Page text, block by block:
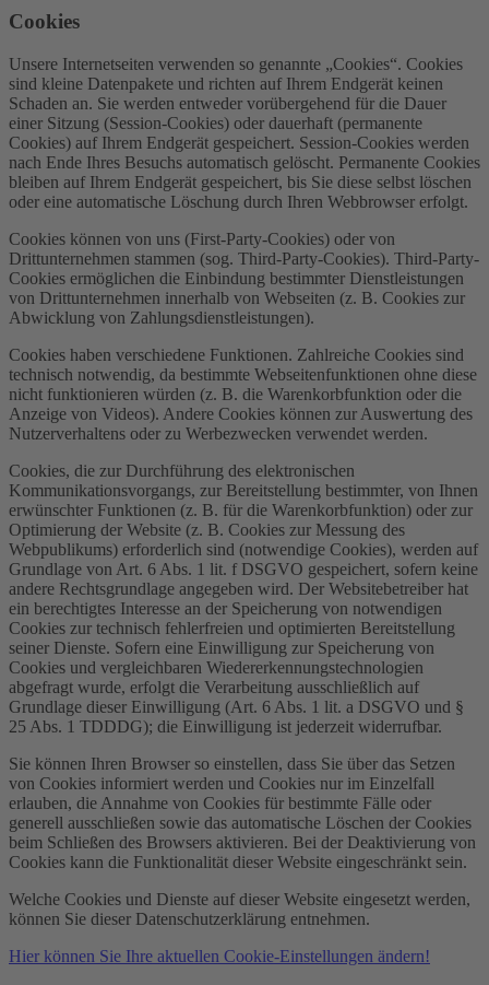
Cookies
Unsere Internetseiten verwenden so genannte „Cookies“. Cookies
sind kleine Datenpakete und richten auf Ihrem Endgerät keinen
Schaden an. Sie werden entweder vorübergehend für die Dauer
einer Sitzung (Session-Cookies) oder dauerhaft (permanente
Cookies) auf Ihrem Endgerät gespeichert. Session-Cookies werden
nach Ende Ihres Besuchs automatisch gelöscht. Permanente Cookies
bleiben auf Ihrem Endgerät gespeichert, bis Sie diese selbst löschen
oder eine automatische Löschung durch Ihren Webbrowser erfolgt.
Cookies können von uns (First-Party-Cookies) oder von
Drittunternehmen stammen (sog. Third-Party-Cookies). Third-Party-
Cookies ermöglichen die Einbindung bestimmter Dienstleistungen
von Drittunternehmen innerhalb von Webseiten (z. B. Cookies zur
Abwicklung von Zahlungsdienstleistungen).
Cookies haben verschiedene Funktionen. Zahlreiche Cookies sind
technisch notwendig, da bestimmte Webseitenfunktionen ohne diese
nicht funktionieren würden (z. B. die Warenkorbfunktion oder die
Anzeige von Videos). Andere Cookies können zur Auswertung des
Nutzerverhaltens oder zu Werbezwecken verwendet werden.
Cookies, die zur Durchführung des elektronischen
Kommunikationsvorgangs, zur Bereitstellung bestimmter, von Ihnen
erwünschter Funktionen (z. B. für die Warenkorbfunktion) oder zur
Optimierung der Website (z. B. Cookies zur Messung des
Webpublikums) erforderlich sind (notwendige Cookies), werden auf
Grundlage von Art. 6 Abs. 1 lit. f DSGVO gespeichert, sofern keine
andere Rechtsgrundlage angegeben wird. Der Websitebetreiber hat
ein berechtigtes Interesse an der Speicherung von notwendigen
Cookies zur technisch fehlerfreien und optimierten Bereitstellung
seiner Dienste. Sofern eine Einwilligung zur Speicherung von
Cookies und vergleichbaren Wiedererkennungstechnologien
abgefragt wurde, erfolgt die Verarbeitung ausschließlich auf
Grundlage dieser Einwilligung (Art. 6 Abs. 1 lit. a DSGVO und §
25 Abs. 1 TDDDG); die Einwilligung ist jederzeit widerrufbar.
Sie können Ihren Browser so einstellen, dass Sie über das Setzen
von Cookies informiert werden und Cookies nur im Einzelfall
erlauben, die Annahme von Cookies für bestimmte Fälle oder
generell ausschließen sowie das automatische Löschen der Cookies
beim Schließen des Browsers aktivieren. Bei der Deaktivierung von
Cookies kann die Funktionalität dieser Website eingeschränkt sein.
Welche Cookies und Dienste auf dieser Website eingesetzt werden,
können Sie dieser Datenschutzerklärung entnehmen.
Hier können Sie Ihre aktuellen Cookie-Einstellungen ändern!